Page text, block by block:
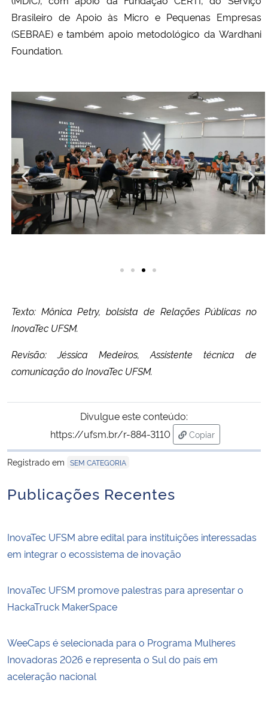
Brasileiro de Apoio às Micro e Pequenas Empresas
(SEBRAE) e também apoio metodológico da Wardhani
Foundation.
Texto: Mônica Petry, bolsista de Relações Públicas no
InovaTec UFSM.
Revisão: Jéssica Medeiros, Assistente técnica de
comunicação do InovaTec UFSM.
Divulgue este conteúdo:
https://ufsm.br/r-884-3110
Copiar
para área de
Registrado em SEM CATEGORIA
Publicações Recentes
InovaTec UFSM abre edital para instituições interessadas
em integrar o ecossistema de inovação
InovaTec UFSM promove palestras para apresentar o
HackaTruck MakerSpace
WeeCaps é selecionada para o Programa Mulheres
Inovadoras 2026 e representa o Sul do país em
aceleração nacional